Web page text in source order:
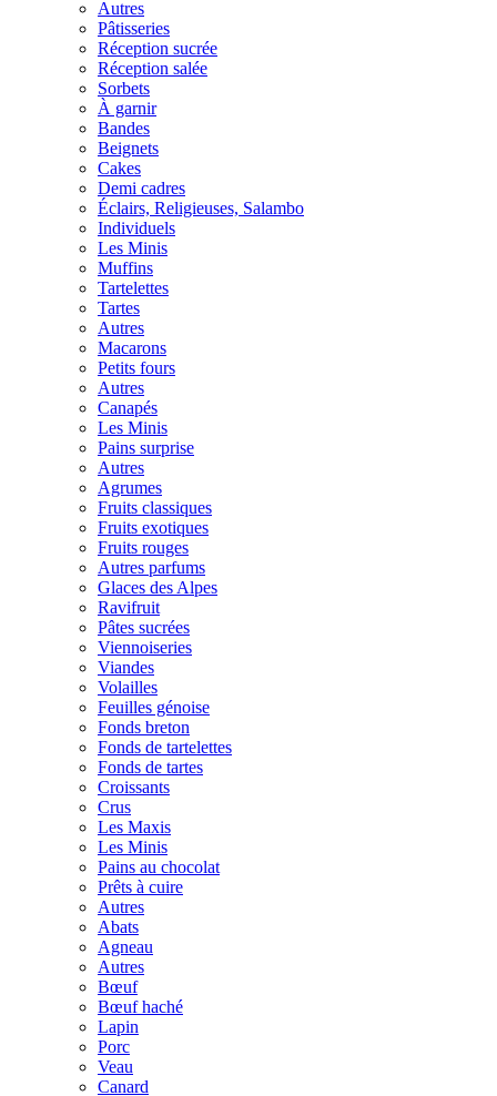
Autres
Pâtisseries
Réception sucrée
Réception salée
Sorbets
À garnir
Bandes
Beignets
Cakes
Demi cadres
Éclairs, Religieuses, Salambo
Individuels
Les Minis
Muffins
Tartelettes
Tartes
Autres
Macarons
Petits fours
Autres
Canapés
Les Minis
Pains surprise
Autres
Agrumes
Fruits classiques
Fruits exotiques
Fruits rouges
Autres parfums
Glaces des Alpes
Ravifruit
Pâtes sucrées
Viennoiseries
Viandes
Volailles
Feuilles génoise
Fonds breton
Fonds de tartelettes
Fonds de tartes
Croissants
Crus
Les Maxis
Les Minis
Pains au chocolat
Prêts à cuire
Autres
Abats
Agneau
Autres
Bœuf
Bœuf haché
Lapin
Porc
Veau
Canard